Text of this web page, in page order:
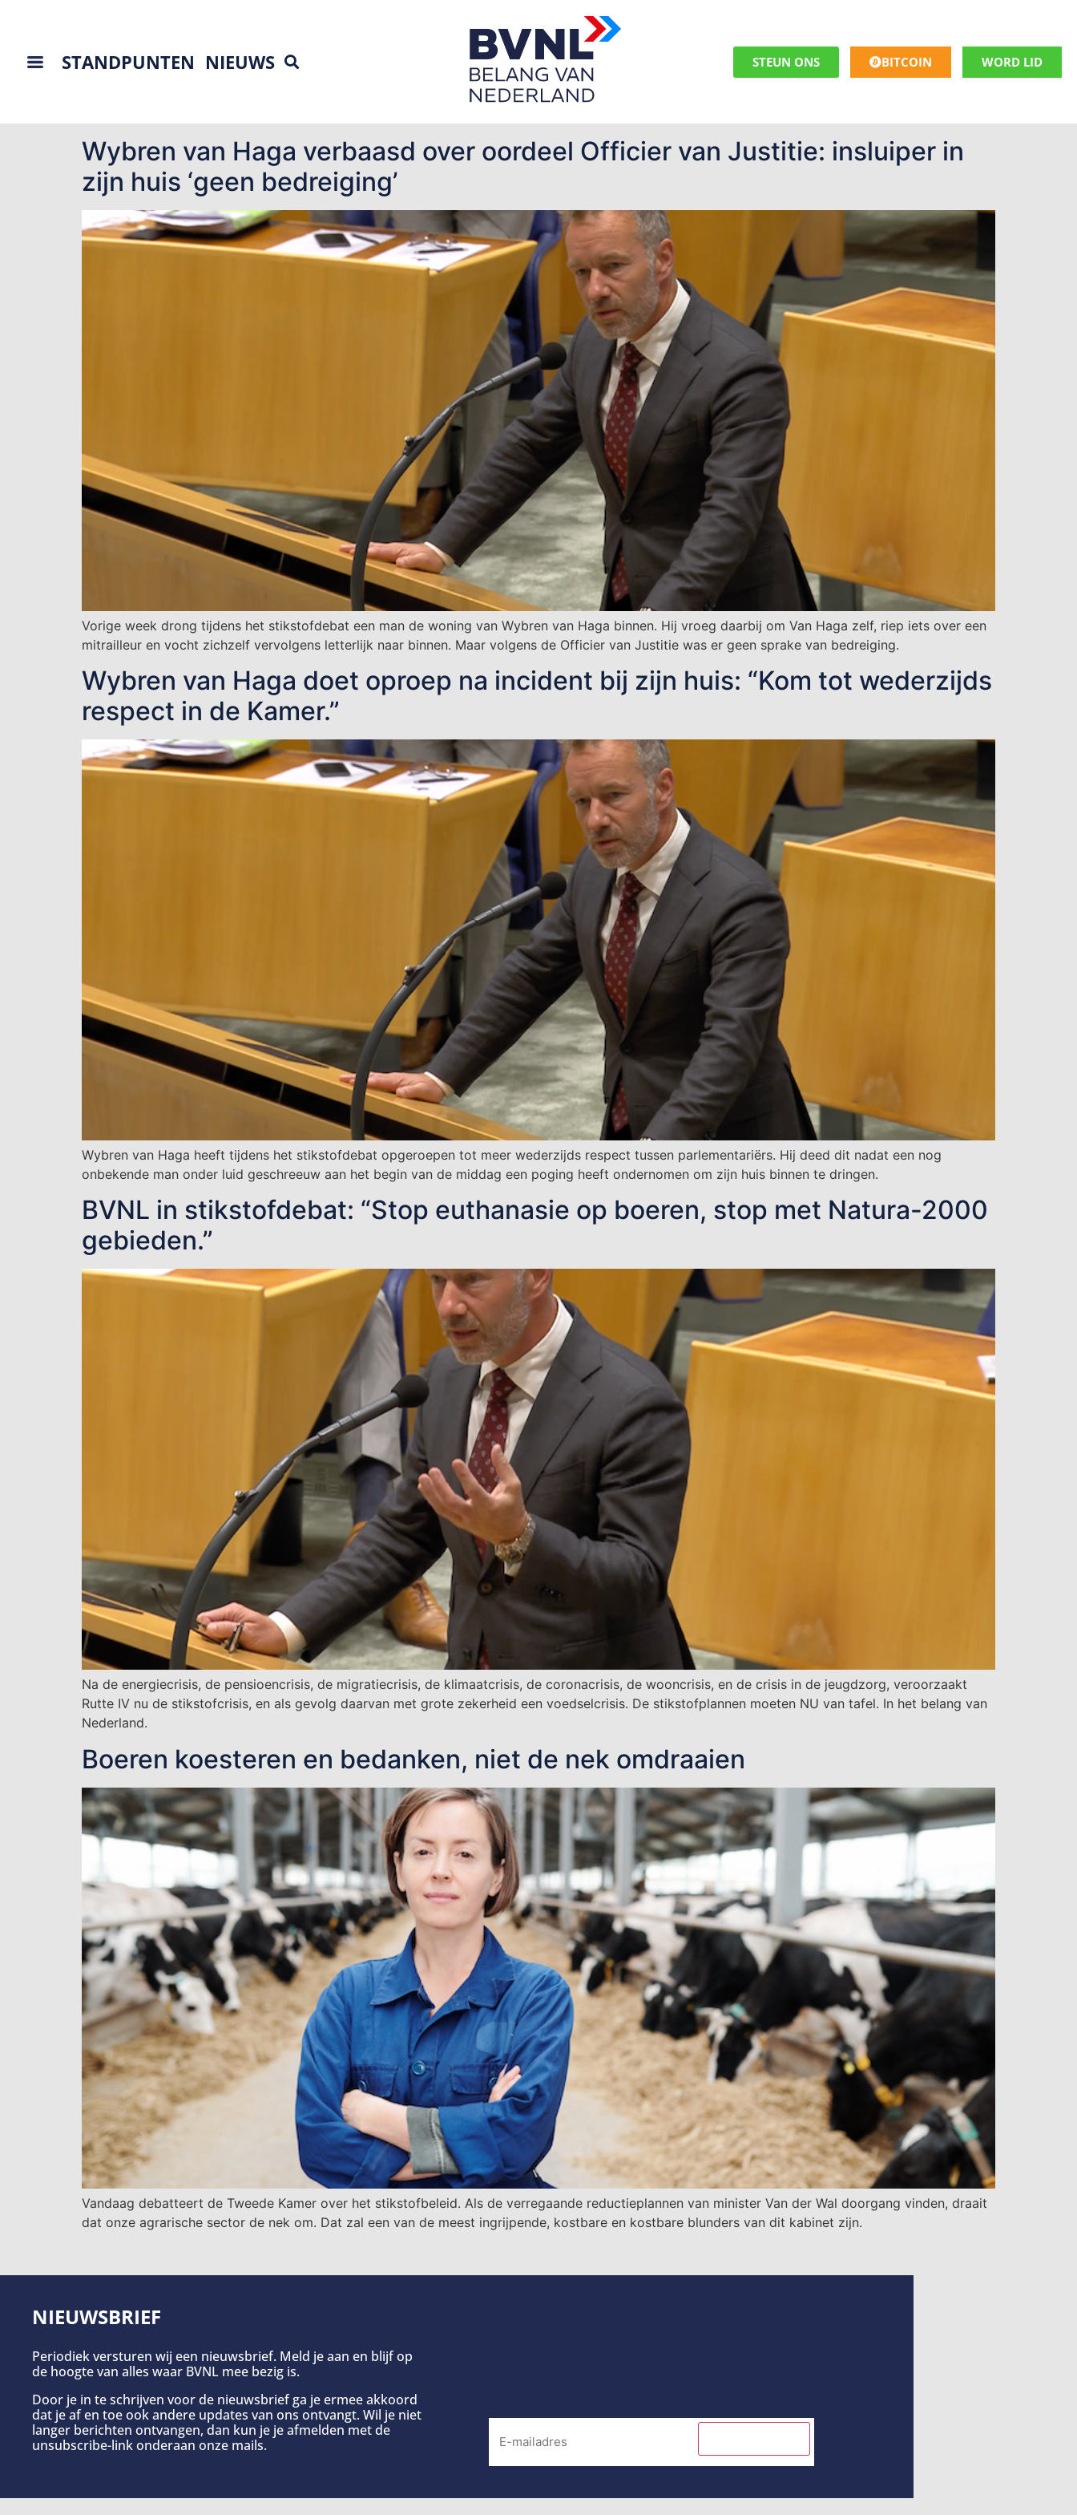
STANDPUNTEN NIEUWS STEUN ONS BITCOIN WORD LID
Wybren van Haga verbaasd over oordeel Officier van Justitie: insluiper in
zijn huis ‘geen bedreiging’
Vorige week drong tijdens het stikstofdebat een man de woning van Wybren van Haga binnen. Hij vroeg daarbij om Van Haga zelf, riep iets over een
mitrailleur en vocht zichzelf vervolgens letterlijk naar binnen. Maar volgens de Officier van Justitie was er geen sprake van bedreiging.
Wybren van Haga doet oproep na incident bij zijn huis: “Kom tot wederzijds
respect in de Kamer.”
Wybren van Haga heeft tijdens het stikstofdebat opgeroepen tot meer wederzijds respect tussen parlementariërs. Hij deed dit nadat een nog
onbekende man onder luid geschreeuw aan het begin van de middag een poging heeft ondernomen om zijn huis binnen te dringen.
BVNL in stikstofdebat: “Stop euthanasie op boeren, stop met Natura-2000
gebieden.”
Na de energiecrisis, de pensioencrisis, de migratiecrisis, de klimaatcrisis, de coronacrisis, de wooncrisis, en de crisis in de jeugdzorg, veroorzaakt
Rutte IV nu de stikstofcrisis, en als gevolg daarvan met grote zekerheid een voedselcrisis. De stikstofplannen moeten NU van tafel. In het belang van
Nederland.
Boeren koesteren en bedanken, niet de nek omdraaien
Vandaag debatteert de Tweede Kamer over het stikstofbeleid. Als de verregaande reductieplannen van minister Van der Wal doorgang vinden, draait
dat onze agrarische sector de nek om. Dat zal een van de meest ingrijpende, kostbare en kostbare blunders van dit kabinet zijn.
NIEUWSBRIEF
Periodiek versturen wij een nieuwsbrief. Meld je aan en blijf op
de hoogte van alles waar BVNL mee bezig is.
Door je in te schrijven voor de nieuwsbrief ga je ermee akkoord
dat je af en toe ook andere updates van ons ontvangt. Wil je niet
langer berichten ontvangen, dan kun je je afmelden met de
unsubscribe-link onderaan onze mails.